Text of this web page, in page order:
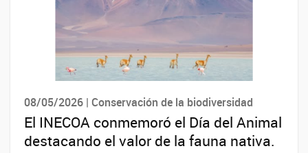
08/05/2026 | Conservación de la biodiversidad
El INECOA conmemoró el Día del Animal
destacando el valor de la fauna nativa.